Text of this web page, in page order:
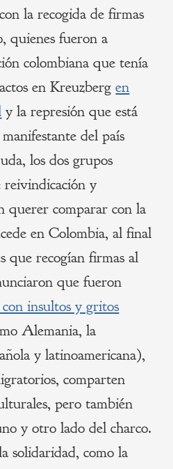
la recogida de firmas
quienes fueron a
colombiana que tenía
en Kreuzbergen
y la represión que está
del país
los dos grupos
reivindicación y
querer comparar con la
en Colombia, al final
que recogían firmas al
que fueron
insultos y gritos
Alemania, la
y latinoamericana),
comparten
pero también
y otro lado del charco.
solidaridad, como la